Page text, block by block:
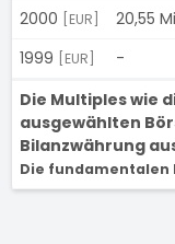
2000
[EUR] 20,55
1999
[EUR] -
Die Multiples wie
ausgewählten
Bilanzwährung
Die fundamentalen